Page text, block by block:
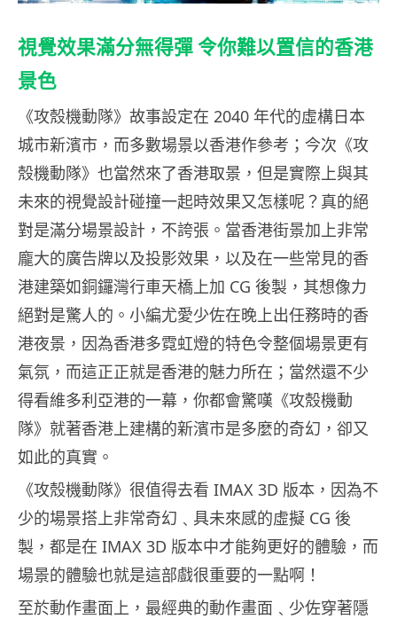
視覺效果滿分無得彈 令你難以置信的香港
景色
《攻殼機動隊》故事設定在 2040 年代的虛構日本
城市新濱市，而多數場景以香港作參考；今次《攻
殼機動隊》也當然來了香港取景，但是實際上與其
未來的視覺設計碰撞一起時效果又怎樣呢？真的絕
對是滿分場景設計，不誇張。當香港街景加上非常
龐大的廣告牌以及投影效果，以及在一些常見的香
港建築如銅鑼灣行車天橋上加 CG 後製，其想像力
絕對是驚人的。小編尤愛少佐在晚上出任務時的香
港夜景，因為香港多霓虹燈的特色令整個場景更有
氣氛，而這正正就是香港的魅力所在；當然還不少
得看維多利亞港的一幕，你都會驚嘆《攻殼機動
隊》就著香港上建構的新濱市是多麼的奇幻，卻又
如此的真實。
《攻殼機動隊》很值得去看 IMAX 3D 版本，因為不
少的場景搭上非常奇幻﹑具未來感的虛擬 CG 後
製，都是在 IMAX 3D 版本中才能夠更好的體驗，而
場景的體驗也就是這部戲很重要的一點啊！
至於動作畫面上，最經典的動作畫面﹑少佐穿著隱